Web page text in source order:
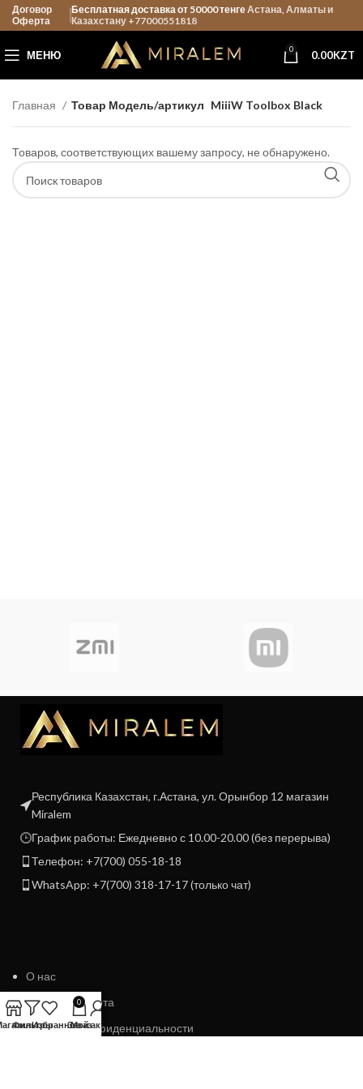
Договор
Оферта
Бесплатная доставка от 50000 тенгеАстана, Алматы и
Казахстану +77000551818
МЕНЮ 0 0.00KZT
Главная Товар Модель/артикул MiiiW Toolbox Black
Товаров, соответствующих вашему запросу, не обнаружено.
Республика Казахстан, г.Астана, ул. Орынбор 12 магазин
Miralem
График работы: Ежедневно с 10.00-20.00 (без перерыва)
Телефон: +7(700) 055-18-18
WhatsApp: +7(700) 318-17-17 (только чат)
О нас
Договор Оферта
Политика конфиденциальности
ФильтрыИзбранное
0
Заказ
Мой аккаунт